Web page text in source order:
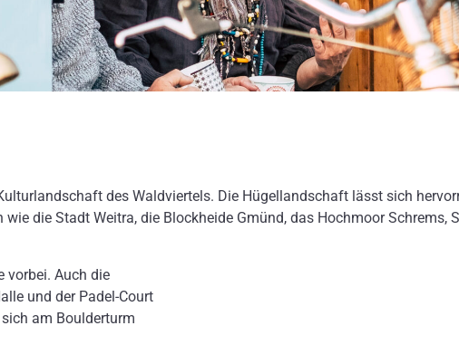
des Waldviertels. Die Hügellandschaft lässt sich
die Stadt Weitra, die Blockheide Gmünd, das Hochmoor Schrems,
vorbei. Auch die
und der Padel-Court
am Boulderturm